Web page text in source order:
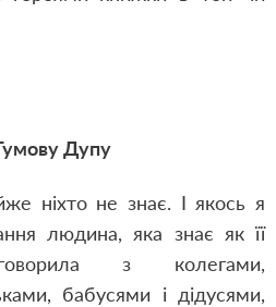
Дупу
ніхто не знає. І якось я
людина, яка знає як її
з колегами,
бабусями і дідусями,